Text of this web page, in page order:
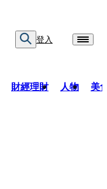
登入
財經理財 人物 美